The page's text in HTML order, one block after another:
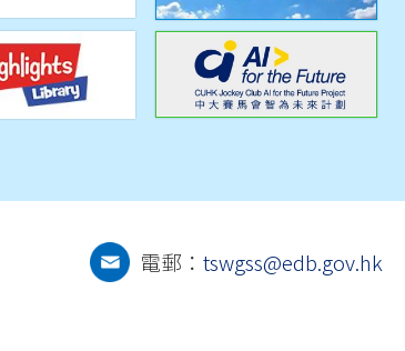
電郵： tswgss@edb.gov.hk